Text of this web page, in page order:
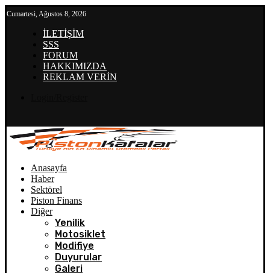
Cumartesi, Ağustos 8, 2026
İLETİŞİM
SSS
FORUM
HAKKIMIZDA
REKLAM VERİN
Anasayfa
Haber
Sektörel
Piston Finans
Diğer
Yenilik
Motosiklet
Modifiye
Duyurular
Galeri